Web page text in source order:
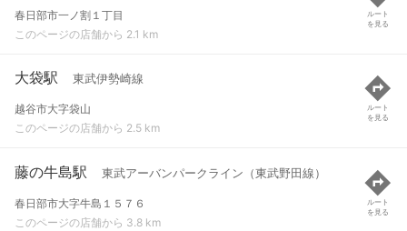
春日部市一ノ割１丁目
このページの店舗から 2.1 km
ルート
を見る
大袋駅 東武伊勢崎線
越谷市大字袋山
このページの店舗から 2.5 km
ルート
を見る
藤の牛島駅 東武アーバンパークライン（東武野田線）
春日部市大字牛島１５７６
このページの店舗から 3.8 km
ルート
を見る